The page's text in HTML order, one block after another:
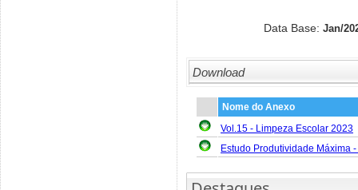
Data Base: Jan/
Download
Nome do Anexo
Vol.15 - Limpeza Escolar 2023
Estudo Produtividade Máxima